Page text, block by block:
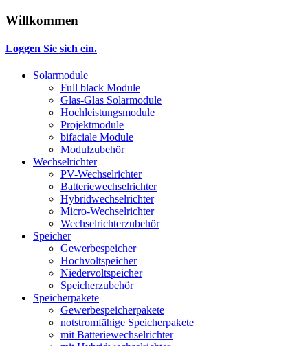
Willkommen
Loggen Sie sich ein.
Solarmodule
Full black Module
Glas-Glas Solarmodule
Hochleistungsmodule
Projektmodule
bifaciale Module
Modulzubehör
Wechselrichter
PV-Wechselrichter
Batteriewechselrichter
Hybridwechselrichter
Micro-Wechselrichter
Wechselrichterzubehör
Speicher
Gewerbespeicher
Hochvoltspeicher
Niedervoltspeicher
Speicherzubehör
Speicherpakete
Gewerbespeicherpakete
notstromfähige Speicherpakete
mit Batteriewechselrichter